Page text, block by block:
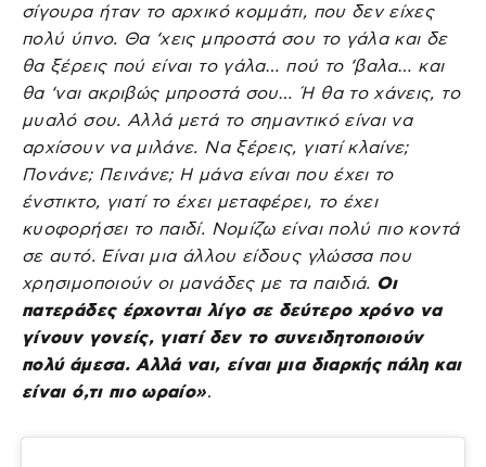
σίγουρα ήταν το αρχικό κομμάτι, που δεν είχες
πολύ ύπνο. Θα ‘χεις μπροστά σου το γάλα και δε
θα ξέρεις πού είναι το γάλα… πού το ‘βαλα… και
θα ‘ναι ακριβώς μπροστά σου… Ή θα το χάνεις, το
μυαλό σου. Αλλά μετά το σημαντικό είναι να
αρχίσουν να μιλάνε. Να ξέρεις, γιατί κλαίνε;
Πονάνε; Πεινάνε; Η μάνα είναι που έχει το
ένστικτο, γιατί το έχει μεταφέρει, το έχει
κυοφορήσει το παιδί. Νομίζω είναι πολύ πιο κοντά
σε αυτό. Είναι μια άλλου είδους γλώσσα που
χρησιμοποιούν οι μανάδες με τα παιδιά. Οι
πατεράδες έρχονται λίγο σε δεύτερο χρόνο να
γίνουν γονείς, γιατί δεν το συνειδητοποιούν
πολύ άμεσα. Αλλά ναι, είναι μια διαρκής πάλη και
είναι ό,τι πιο ωραίο».